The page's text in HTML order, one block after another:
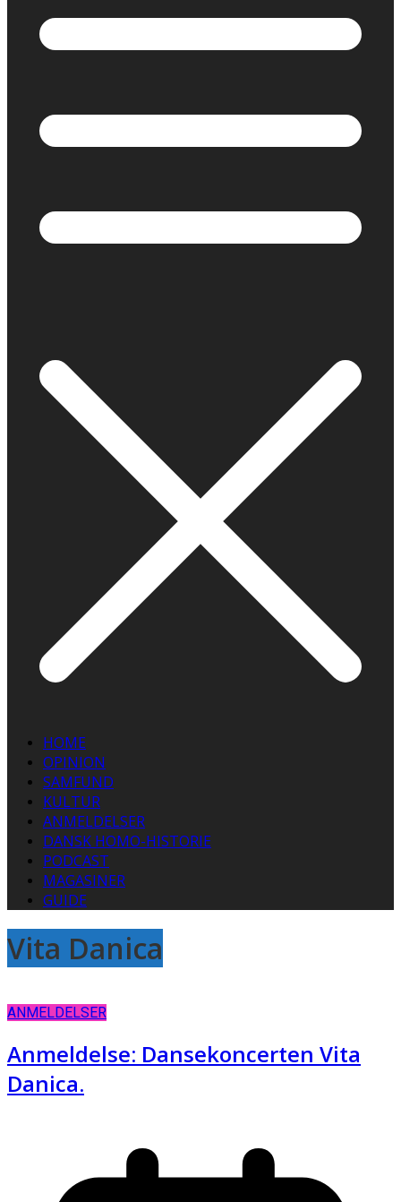
HOME
OPINION
SAMFUND
KULTUR
ANMELDELSER
DANSK HOMO-HISTORIE
PODCAST
MAGASINER
GUIDE
Vita Danica
ANMELDELSER
Anmeldelse: Dansekoncerten Vita
Danica.